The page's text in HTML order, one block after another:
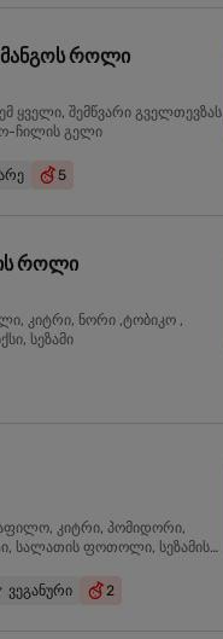
როლი
ყველი, შემწვარი გველთევზას
ჩილის გელი
5
როლი
კიტრი, ნორი ,ტობიკო ,
სეზამი
კიტრი, პომიდორი,
სალათის ფოთოლი, სეზამის
ვეგანური 2